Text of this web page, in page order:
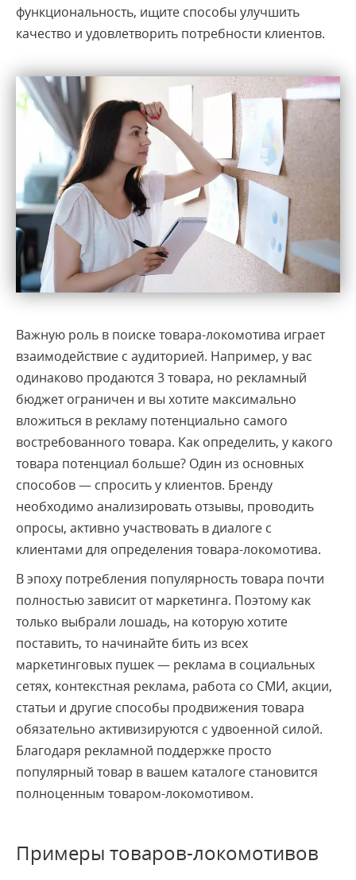
функциональность, ищите способы улучшить
качество и удовлетворить потребности клиентов.
Важную роль в поиске товара-локомотива играет
взаимодействие с аудиторией. Например, у вас
одинаково продаются 3 товара, но рекламный
бюджет ограничен и вы хотите максимально
вложиться в рекламу потенциально самого
востребованного товара. Как определить, у какого
товара потенциал больше? Один из основных
способов — спросить у клиентов. Бренду
необходимо анализировать отзывы, проводить
опросы, активно участвовать в диалоге с
клиентами для определения товара-локомотива.
В эпоху потребления популярность товара почти
полностью зависит от маркетинга. Поэтому как
только выбрали лошадь, на которую хотите
поставить, то начинайте бить из всех
маркетинговых пушек — реклама в социальных
сетях, контекстная реклама, работа со СМИ, акции,
статьи и другие способы продвижения товара
обязательно активизируются с удвоенной силой.
Благодаря рекламной поддержке просто
популярный товар в вашем каталоге становится
полноценным товаром-локомотивом.
Примеры товаров-локомотивов